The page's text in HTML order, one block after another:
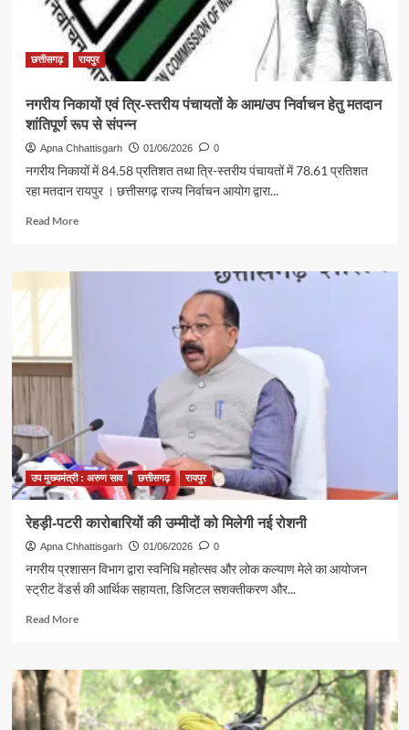
क्षेत्र
के
प्रेरणास्रोत
छत्तीसगढ़ रायपुर
नगरीय निकायों एवं त्रि-स्तरीय पंचायतों के आम/उप निर्वाचन हेतु मतदान
शांतिपूर्ण रूप से संपन्न
Apna Chhattisgarh 01/06/2026 0
नगरीय निकायों में 84.58 प्रतिशत तथा त्रि-स्तरीय पंचायतों में 78.61 प्रतिशत
रहा मतदान रायपुर । छत्तीसगढ़ राज्य निर्वाचन आयोग द्वारा...
Read MoreRead
नगरीय
निर्वाचन
मतदान
शांतिपूर्ण
रूप
से
संपन्न
उप मुख्यमंत्री : अरुण साव छत्तीसगढ़ रायपुर
रेहड़ी-पटरी कारोबारियों की उम्मीदों को मिलेगी नई रोशनी
Apna Chhattisgarh 01/06/2026 0
नगरीय प्रशासन विभाग द्वारा स्वनिधि महोत्सव और लोक कल्याण मेले का आयोजन
स्ट्रीट वेंडर्स की आर्थिक सहायता, डिजिटल सशक्तीकरण और...
Read MoreRead
रेहड़ी-
पटरी
कारोबारियों
की